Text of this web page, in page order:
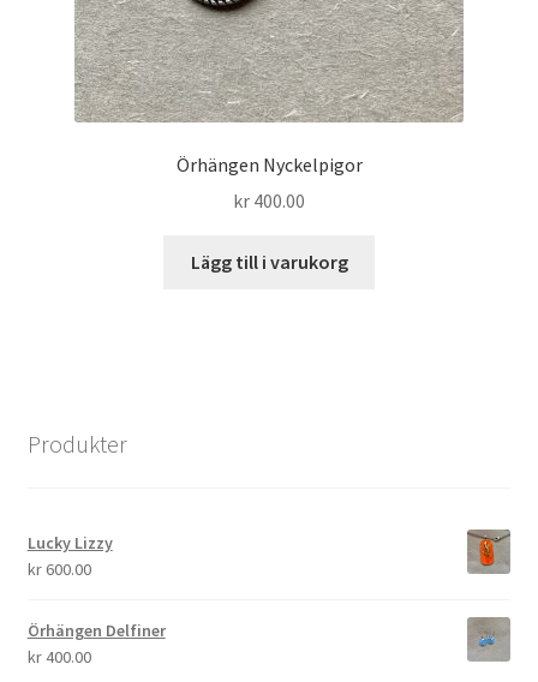
Örhängen Nyckelpigor
kr 400.00
Lägg till i varukorg
Produkter
Lucky Lizzy
kr600.00
Örhängen Delfiner
kr400.00